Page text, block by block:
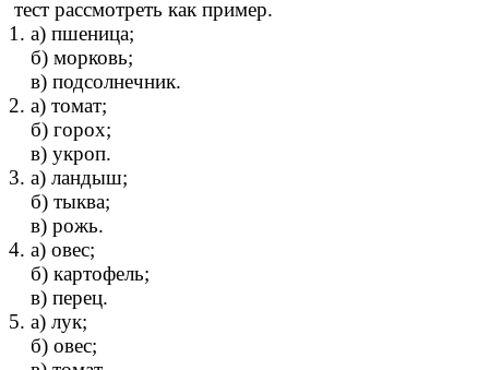
тест рассмотреть как пример.
1. а) пшеница;
б) морковь;
в) подсолнечник.
2. а) томат;
б) горох;
в) укроп.
3. а) ландыш;
б) тыква;
в) рожь.
4. а) овес;
б) картофель;
в) перец.
5. а) лук;
б) овес;